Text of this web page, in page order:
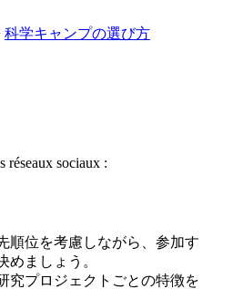
科学キャンプの選び方
réseaux sociaux :
順位を考慮しながら、参加す
めましょう。
究プロジェクトごとの特徴を